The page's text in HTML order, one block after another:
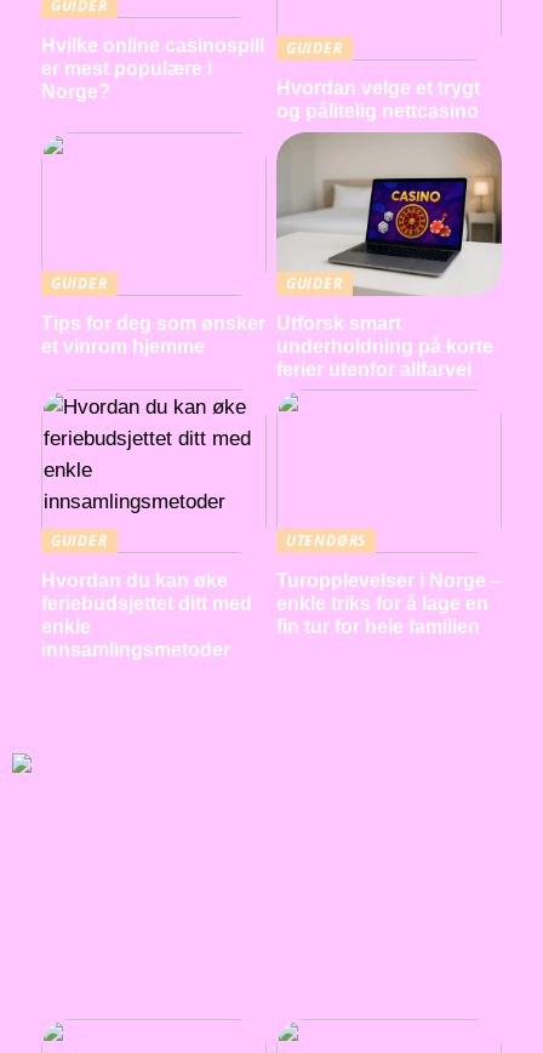
GUIDER
Hvilke online casinospill
er mest populære i
Norge?
GUIDER
Hvordan velge et trygt
og pålitelig nettcasino
GUIDER
Tips for deg som ønsker
et vinrom hjemme
GUIDER
Utforsk smart
underholdning på korte
ferier utenfor allfarvei
GUIDER
Hvordan du kan øke
feriebudsjettet ditt med
enkle
innsamlingsmetoder
UTENDØRS
Turopplevelser i Norge –
enkle triks for å lage en
fin tur for hele familien